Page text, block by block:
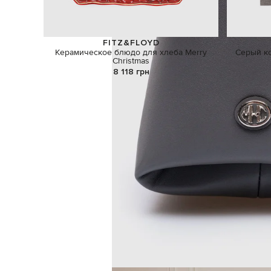
FITZ&FLOYD
Керамическое блюдо для хлеба Merry
Christmas
8 118 грн
Серый